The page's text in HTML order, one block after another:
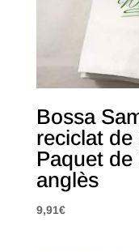
Bossa
reciclat de
Paquet de
anglès
9,91€